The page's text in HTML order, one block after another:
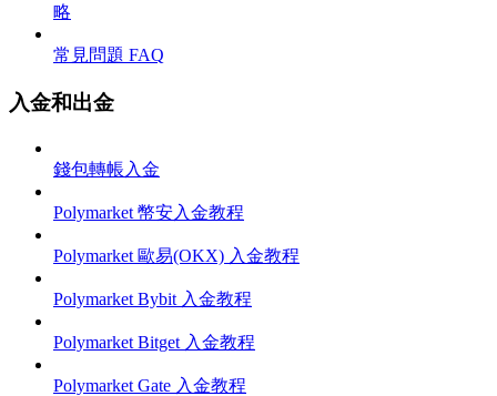
略
常見問題 FAQ
入金和出金
錢包轉帳入金
Polymarket 幣安入金教程
Polymarket 歐易(OKX) 入金教程
Polymarket Bybit 入金教程
Polymarket Bitget 入金教程
Polymarket Gate 入金教程